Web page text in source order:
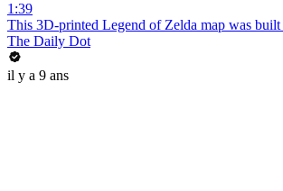
1:39
This 3D-printed Legend of Zelda map was
The Daily Dot
il y a 9 ans